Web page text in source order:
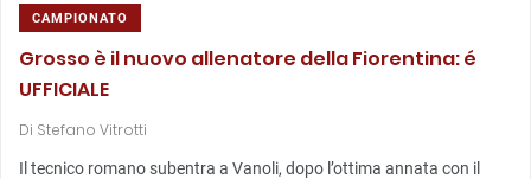
CAMPIONATO
Grosso è il nuovo allenatore della Fiorentina: é
UFFICIALE
Di Stefano Vitrotti
Il tecnico romano subentra a Vanoli, dopo l’ottima annata con il